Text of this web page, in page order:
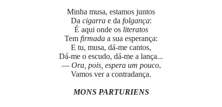
Minha musa, estamos juntos
Da cigarrae da folgança:
É aqui onde os literatos
Tem firmada a sua esperança:
E tu, musa, dá-me cantos,
Dá-me o escudo, dá-me a lança...
— Ora, pois, espera um pouco,
Vamos ver a contradança.
MONS PARTURIENS